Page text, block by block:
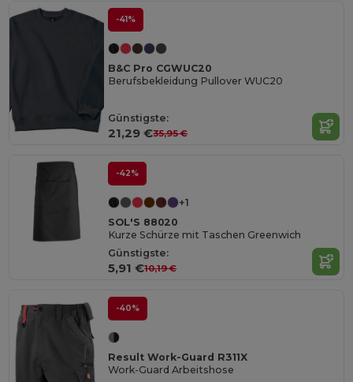
-41%
B&C Pro CGWUC20
Berufsbekleidung Pullover WUC20
Günstigste:
21,29 €35,95 €
-42%
+1
SOL'S 88020
Kurze Schürze mit Taschen Greenwich
Günstigste:
5,91 €10,19 €
-40%
Result Work-Guard R311X
Work-Guard Arbeitshose